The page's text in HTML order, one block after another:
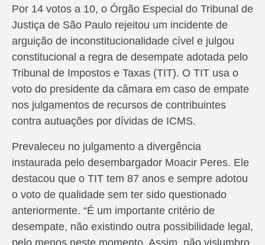
Por 14 votos a 10, o Órgão Especial do Tribunal de
Justiça de São Paulo rejeitou um incidente de
arguição de inconstitucionalidade cível e julgou
constitucional a regra de desempate adotada pelo
Tribunal de Impostos e Taxas (TIT). O TIT usa o
voto do presidente da câmara em caso de empate
nos julgamentos de recursos de contribuintes
contra autuações por dívidas de ICMS.
Prevaleceu no julgamento a divergência
instaurada pelo desembargador Moacir Peres. Ele
destacou que o TIT tem 87 anos e sempre adotou
o voto de qualidade sem ter sido questionado
anteriormente. “É um importante critério de
desempate, não existindo outra possibilidade legal,
pelo menos neste momento. Assim, não vislumbro